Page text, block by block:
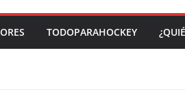
TODOPARAHOCKEY